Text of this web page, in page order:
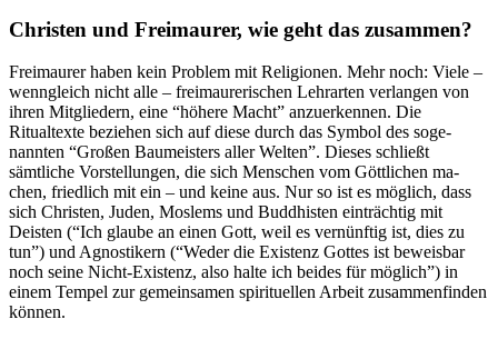
Christen und Freimaurer, wie geht das zusammen?
Freimaurer haben kein Problem mit Religionen. Mehr noch: Viele –
wenngleich nicht alle – frei­maurerischen Lehrarten verlan­gen von
ihren Mitgliedern, eine “höhere Macht” anzuerkennen. Die
Ritualtexte beziehen sich auf diese durch das Symbol des soge­
nannten “Großen Baumeisters aller Welten”. Dieses schließt
sämtliche Vorstellungen, die sich Menschen vom Göttlichen ma­
chen, friedlich mit ein – und kei­ne aus. Nur so ist es möglich, dass
sich Christen, Juden, Mos­lems und Buddhisten ein­trächtig mit
Deisten (“Ich glaube an einen Gott, weil es vernünftig ist, dies zu
tun”) und Agnosti­kern (“Weder die Existenz Gottes ist beweisbar
noch seine Nicht-Existenz, also halte ich beides für möglich”) in
einem Tempel zur gemeinsamen spirituellen Arbeit zusammenfinden
können.